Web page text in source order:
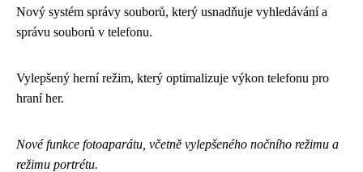
Nový systém správy souborů, který usnadňuje vyhledávání a
správu souborů v telefonu.
Vylepšený herní režim, který optimalizuje výkon telefonu pro
hraní her.
Nové funkce fotoaparátu, včetně vylepšeného nočního režimu a
režimu portrétu.